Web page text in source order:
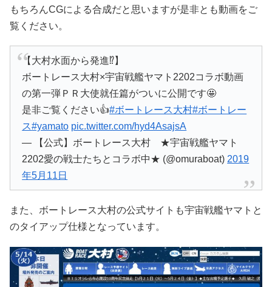
もちろんCGによる合成だと思いますが是非とも動画をご
覧ください。
【大村水面から発進⁉️】
ボートレース大村×宇宙戦艦ヤマト2202コラボ動画
の第一弾ＰＲ大使就任篇がついに公開です🤩
是非ご覧ください👍#ボートレース大村#ボートレー
ス#yamato pic.twitter.com/hyd4AsajsA
— 【公式】ボートレース大村 ★宇宙戦艦ヤマト
2202愛の戦士たちとコラボ中★ (@omuraboat) 2019
年5月11日
また、ボートレース大村の公式サイトも宇宙戦艦ヤマトと
のタイアップ仕様となっています。